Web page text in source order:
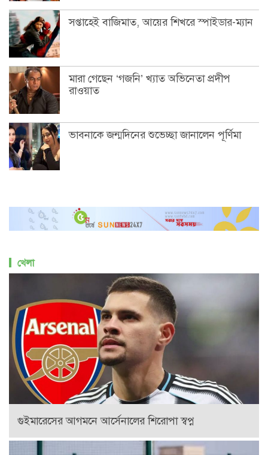
সপ্তাহেই বাজিমাত, আয়ের শিখরে স্পাইডার-ম্যান
মারা গেছেন ‘গজনি’ খ্যাত অভিনেতা প্রদীপ
রাওয়াত
ভাবনাকে জন্মদিনের শুভেচ্ছা জানালেন পূর্ণিমা
খেলা
গুইমারেসের আগমনে আর্সেনালের শিরোপা স্বপ্ন